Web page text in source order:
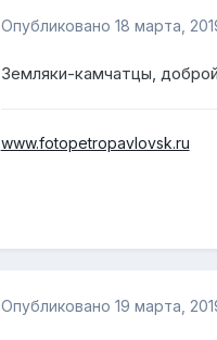
Опубликовано 18 марта,
Земляки-камчатцы,
www.fotopetropavlovsk.ru
Опубликовано 19 марта,